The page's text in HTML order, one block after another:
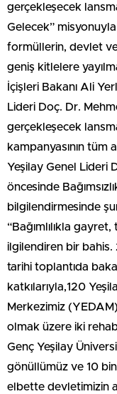
gerçekleşecek
Gelecek”
formüllerin, devlet
geniş kitlelere
İçişleri Bakanı Ali
Lideri Doç. Dr.
gerçekleşecek
kampanyasının tüm
Yeşilay Genel Lideri
öncesinde
bilgilendirmesinde
“Bağımlılıkla gayret,
ilgilendiren bir bahis.
tarihi toplantıda
katkılarıyla,120
Merkezimiz
olmak üzere iki
Genç Yeşilay
gönüllümüz ve 10
elbette devletimizin